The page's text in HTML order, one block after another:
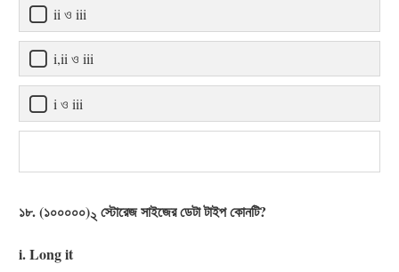
ii ও iii
i,ii ও iii
i ও iii
১৮. (১০০০০০)২স্টোরেজ সাইজের ডেটা টাইপ কোনটি?
i. Long it